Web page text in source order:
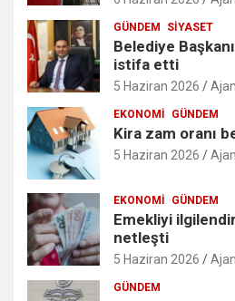
GÜNDEM SIYASET
Belediye
istifa etti
5 Haziran 2026
EKONOMI GÜNDEM
Kira zam oranı
5 Haziran 2026
EKONOMI GÜNDEM
Emekliyi
netleşti
5 Haziran 2026
GÜNDEM